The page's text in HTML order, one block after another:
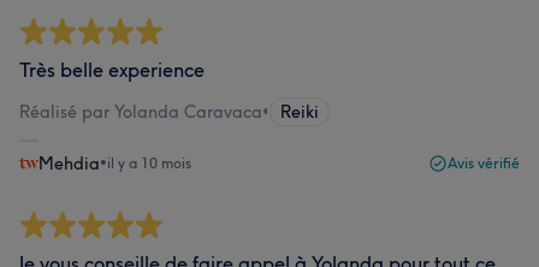
Très belle experience
Réalisé par Yolanda Caravaca• Reiki
Mehdia•il y a 10 mois Avis vérifié